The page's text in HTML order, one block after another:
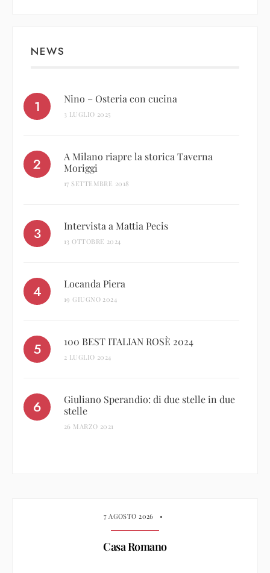
NEWS
Nino – Osteria con cucina
3 LUGLIO 2025
A Milano riapre la storica Taverna
Moriggi
17 SETTEMBRE 2018
Intervista a Mattia Pecis
13 OTTOBRE 2024
Locanda Piera
19 GIUGNO 2024
100 BEST ITALIAN ROSÈ 2024
2 LUGLIO 2024
Giuliano Sperandio: di due stelle in due
stelle
26 MARZO 2021
7 AGOSTO 2026 •
Casa Romano